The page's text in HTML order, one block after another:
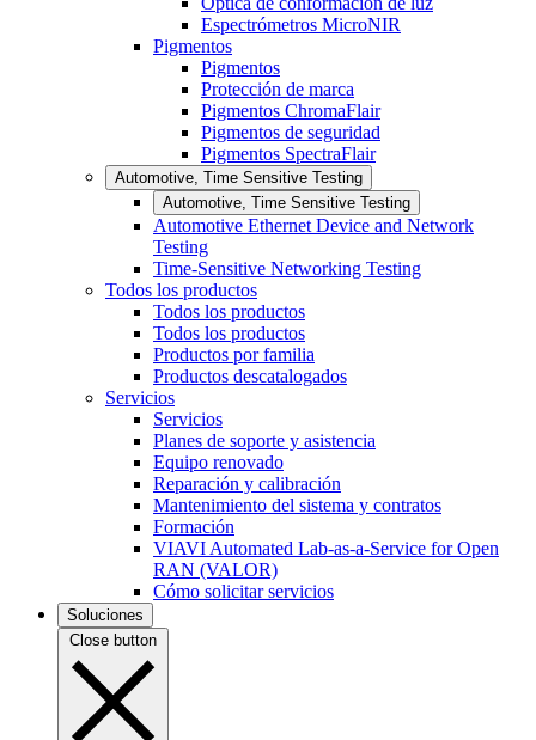
Espectrómetros MicroNIR
Pigmentos
Pigmentos
Protección de marca
Pigmentos ChromaFlair
Pigmentos de seguridad
Pigmentos SpectraFlair
Automotive, Time Sensitive Testing
Automotive, Time Sensitive Testing
Automotive Ethernet Device and Network
Testing
Time-Sensitive Networking Testing
Todos los productos
Todos los productos
Todos los productos
Productos por familia
Productos descatalogados
Servicios
Servicios
Planes de soporte y asistencia
Equipo renovado
Reparación y calibración
Mantenimiento del sistema y contratos
Formación
VIAVI Automated Lab-as-a-Service for Open
RAN (VALOR)
Cómo solicitar servicios
Soluciones
Close button